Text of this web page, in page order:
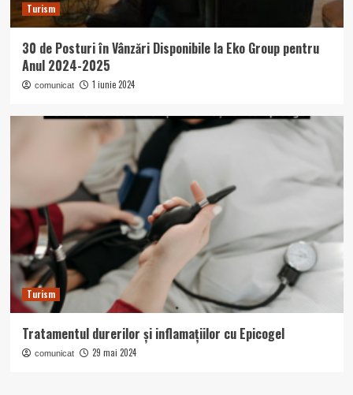
Turism
30 de Posturi în Vânzări Disponibile la Eko Group pentru
Anul 2024-2025
comunicat 1 iunie 2024
Turism
Tratamentul durerilor și inflamațiilor cu Epicogel
comunicat 29 mai 2024